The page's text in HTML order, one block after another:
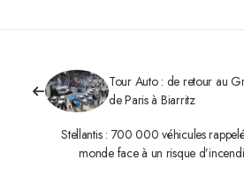
Tour Auto : de retour au
de Paris à Biarritz
Stellantis : 700 000 véhicules
monde face à un risque